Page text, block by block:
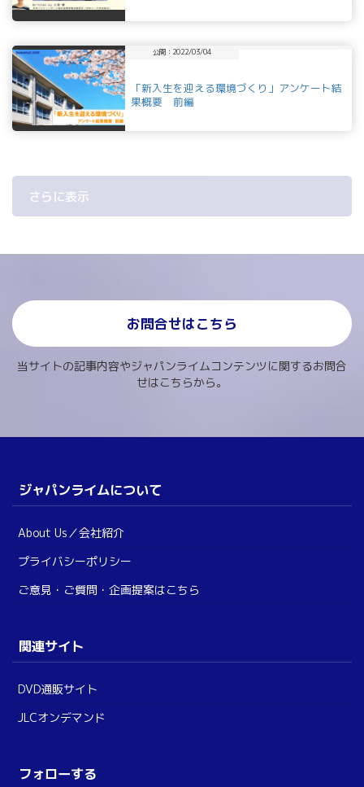
公開：2022/03/04
「新入生を迎える環境づくり」アンケート結
果概要 前編
さらに表示
お問合せはこちら
当サイトの記事内容やジャパンライムコンテンツに関するお問合
せはこちらから。
ジャパンライムについて
About Us／会社紹介
プライバシーポリシー
ご意見・ご質問・企画提案はこちら
関連サイト
DVD通販サイト
JLCオンデマンド
フォローする